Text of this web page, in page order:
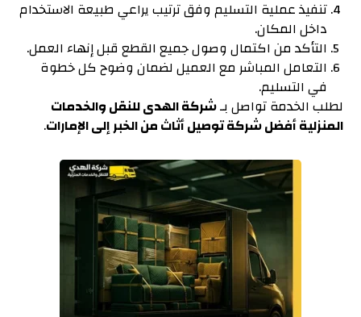
تنفيذ عملية التسليم وفق ترتيب يراعي طبيعة الاستخدام
داخل المكان.
التأكد من اكتمال وصول جميع القطع قبل إنهاء العمل.
التعامل المباشر مع العميل لضمان وضوح كل خطوة
في التسليم.
لطلب الخدمة تواصل بـشركة الهدى للنقل والخدمات
المنزلية أفضل شركة توصيل أثاث من الخبر إلى الإمارات.